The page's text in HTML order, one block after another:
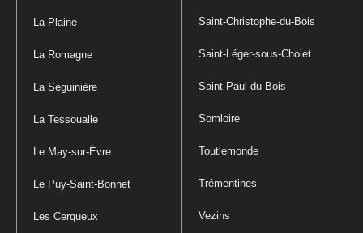
La Plaine
La Romagne
La Séguinière
La Tessoualle
Le May-sur-Èvre
Le Puy-Saint-Bonnet
Les Cerqueux
Saint-Christophe-du-Bois
Saint-Léger-sous-Cholet
Saint-Paul-du-Bois
Somloire
Toutlemonde
Trémentines
Vezins